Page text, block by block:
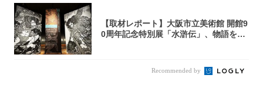
【取材レポート】大阪市立美術館 開館9
0周年記念特別展「水滸伝」、物語を知
Recommended by